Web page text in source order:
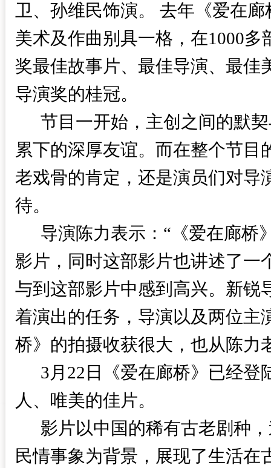
卫、孙维民饰演。 去年《爱在
美术及作曲别具一格，在1000
奖最佳故事片、最佳导演、最佳
导演奖的桂冠。
节目一开始，主创之间的默契
累下的深厚友谊。而在整个节
老戏骨的肯定，还是演员们对导
待。
导演陈力表示：“《爱在廊桥
影片，同时这部影片也讲述了一
与到这部影片中感到高兴。新锐
着演出的任务，导演以及两位主
桥》的拍摄收获很大，也从陈力
3月22日《爱在廊桥》已经登
人、唯美的佳片。
影片以中国的稀有古老剧种，
民情事象为背景，展现了生活